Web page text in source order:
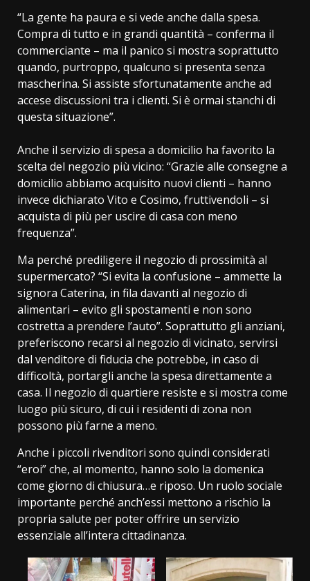
“La gente ha paura e si vede anche dalla spesa.
Compra di tutto e in grandi quantità – conferma il
commerciante – ma il panico si mostra soprattutto
quando, purtroppo, qualcuno si presenta senza
mascherina. Si assiste sfortunatamente anche ad
accese discussioni tra i clienti. Si è ormai stanchi di
questa situazione”.
Anche il servizio di spesa a domicilio ha favorito la
scelta del negozio più vicino: “Grazie alle consegne a
domicilio abbiamo acquisito nuovi clienti – hanno
invece dichiarato Vito e Cosimo, fruttivendoli – si
acquista di più per uscire di casa con meno
frequenza”.
Ma perché prediligere il negozio di prossimità al
supermercato? “Si evita la confusione – ammette la
signora Caterina, in fila davanti al negozio di
alimentari – evito gli spostamenti e non sono
costretta a prendere l’auto”. Soprattutto gli anziani,
preferiscono recarsi al negozio di vicinato, servirsi
dal venditore di fiducia che potrebbe, in caso di
difficoltà, portargli anche la spesa direttamente a
casa. Il negozio di quartiere resiste e si mostra come
luogo più sicuro, di cui i residenti di zona non
possono più farne a meno.
Anche i piccoli rivenditori sono quindi considerati
“eroi” che, al momento, hanno solo la domenica
come giorno di chiusura…e riposo. Un ruolo sociale
importante perché anch’essi mettono a rischio la
propria salute per poter offrire un servizio
essenziale all’intera cittadinanza.